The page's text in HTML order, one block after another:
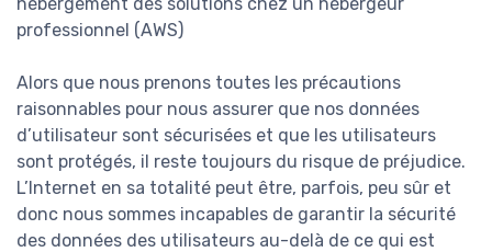
professionnel (AWS)
Alors que nous prenons toutes les précautions
raisonnables pour nous assurer que nos données
d’utilisateur sont sécurisées et que les utilisateurs
sont protégés, il reste toujours du risque de préjudice.
L’Internet en sa totalité peut être, parfois, peu sûr et
donc nous sommes incapables de garantir la sécurité
des données des utilisateurs au-delà de ce qui est